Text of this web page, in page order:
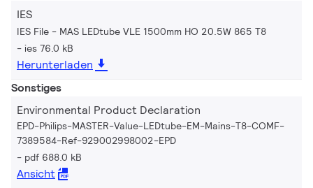
IES
IES File - MAS LEDtube VLE 1500mm HO 20.5W 865 T8
ies 76.0 kB
Herunterladen
Sonstiges
Environmental Product Declaration
EPD-Philips-MASTER-Value-LEDtube-EM-Mains-T8-COMF-
7389584-Ref-929002998002-EPD
pdf 688.0 kB
Ansicht